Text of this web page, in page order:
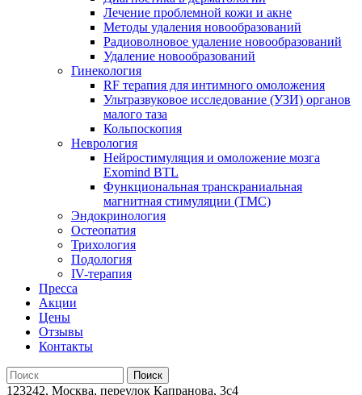
Лечение проблемной кожи и акне
Методы удаления новообразований
Радиоволновое удаление новообразований
Удаление новообразований
Гинекология
RF терапия для интимного омоложения
Ультразвуковое исследование (УЗИ) органов
малого таза
Кольпоскопия
Неврология
Нейростимуляция и омоложение мозга
Exomind BTL
Функциональная транскраниальная
магнитная стимуляции (ТМС)
Эндокринология
Остеопатия
Трихология
Подология
IV-терапия
Пресса
Акции
Цены
Отзывы
Контакты
123242, Москва, переулок Капранова, 3с4